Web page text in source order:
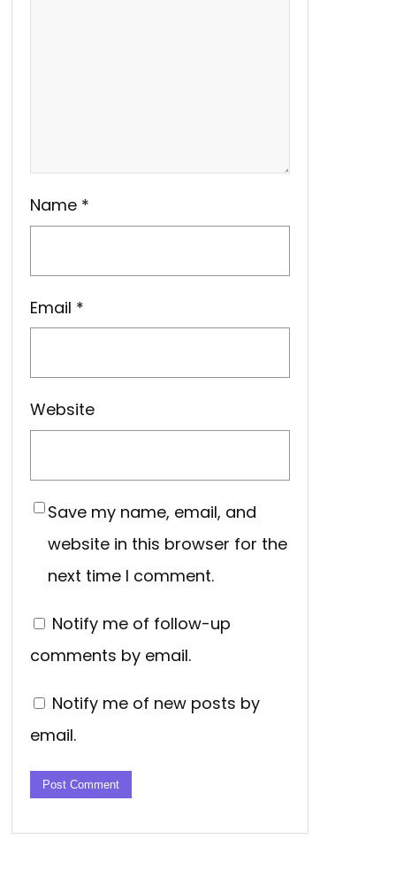
Name *
Email *
Website
Save my name, email, and
website in this browser for the
next time I comment.
Notify me of follow-up
comments by email.
Notify me of new posts by
email.